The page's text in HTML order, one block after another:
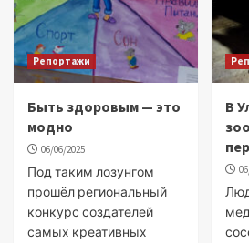
Репортажи
Быть здоровым — это
модно
06/06/2025
Под таким лозунгом
прошёл региональный
конкурс создателей
самых креативных
В